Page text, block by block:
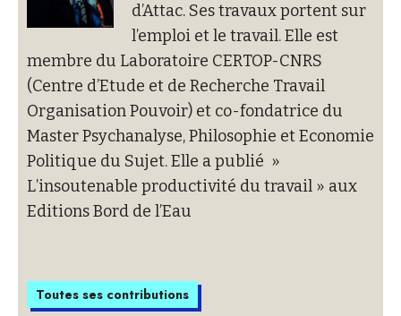
d’Attac. Ses travaux portent sur
l’emploi et le travail. Elle est
membre du Laboratoire CERTOP-CNRS
(Centre d’Etude et de Recherche Travail
Organisation Pouvoir) et co-fondatrice du
Master Psychanalyse, Philosophie et Economie
Politique du Sujet. Elle a publié »
L’insoutenable productivité du travail » aux
Editions Bord de l’Eau
Toutes ses contributions